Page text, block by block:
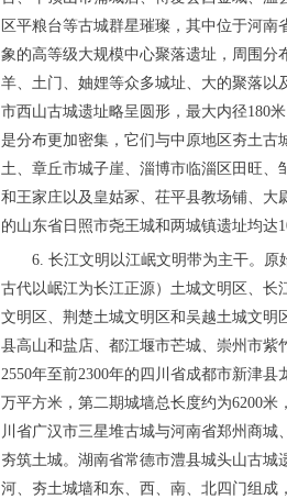
区平粮台等古城群星璀璨，其中位于河
象的高等级大规模中心聚落遗址，周围
羊、土门、妯娌等众多城址、大的聚落以
市西山古城遗址略呈圆形，最大内径180
是分布更加密集，它们与中原地区夯土
土、章丘市城子崖、淄博市临淄区田旺、
和王家庄以及皇姑冢、茌平县教场铺、
的山东省日照市尧王城和两城镇遗址均达
6. 长江文明以江岷文明带为主干。原
古代以岷江为长江正源）土城文明区、
文明区、荆楚土城文明区和吴越土城文明
县高山和盐店、都江堰市芒城、崇州市
2550年至前2300年的四川省成都市新津
万平方米，第二期城墙总长度约为6200
川省广汉市三星堆古城与河南省郑州商
夯筑土城。湖南省常德市澧县城头山古
河、夯土城墙和东、西、南、北四门组成